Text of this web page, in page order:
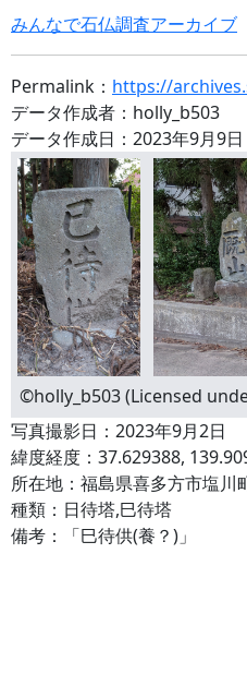
みんなで石仏調査アーカイブ
Permalink： https://
データ作成者：holly_b503
データ作成日：2023年9月9日
©holly_b503 (Licensed
写真撮影日：2023年9月2日
緯度経度：37.629388,
所在地：福島県喜多方市塩川
種類：日待塔,巳待塔
備考：「巳待供(養？)」